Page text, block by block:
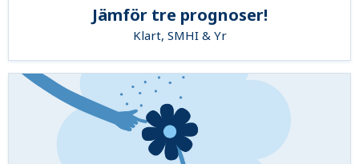
Jämför tre prognoser!
Klart, SMHI & Yr